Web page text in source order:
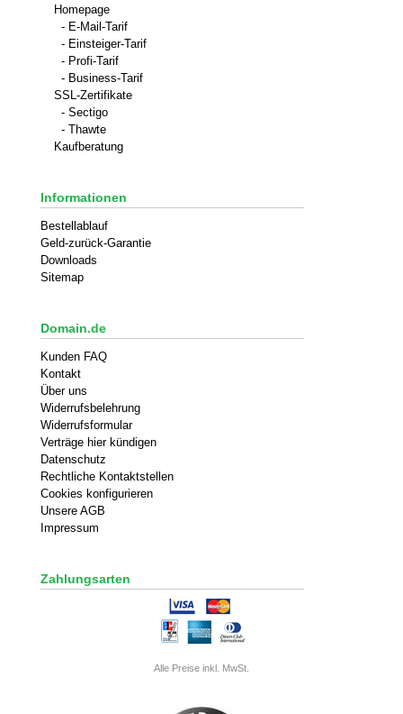
Homepage
- E-Mail-Tarif
- Einsteiger-Tarif
- Profi-Tarif
- Business-Tarif
SSL-Zertifikate
- Sectigo
- Thawte
Kaufberatung
Informationen
Bestellablauf
Geld-zurück-Garantie
Downloads
Sitemap
Domain.de
Kunden FAQ
Kontakt
Über uns
Widerrufsbelehrung
Widerrufsformular
Verträge hier kündigen
Datenschutz
Rechtliche Kontaktstellen
Cookies konfigurieren
Unsere AGB
Impressum
Zahlungsarten
Alle Preise inkl. MwSt.